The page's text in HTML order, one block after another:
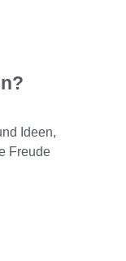
Ideen,
Freude